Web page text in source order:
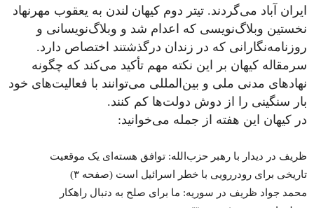
ایران آباد می‌گردند. تیتر دوم کیهان لندن به یعقوب مهرنهاد
نخستین وبلاگ‌نویسی که اعدام شد و وبلاگ‌نویسانی و
روزنامه‌نگارانی که در زندان درگذشتند اختصاص دارد.
سرمقاله کیهان بر این نکته مهم تأکید می‌کند که چگونه
نهادهای مدنی ملی و بین‌المللی می‌توانند با فعالیت‌های خود
بار سنگینی را از دوش دولت‌ها کم کنند.
در کیهان این هفته از جمله می‌خوانید:
ظریف در دیدار با رهبر حزب‌الله: توافق هسته‌ای یک موقعیت
تاریخی برای رودررویی با خطر اسرائیل است (صفحه ۳)
محمد جواد ظریف در سوریه: ما برای صلح به دنبال راهکار